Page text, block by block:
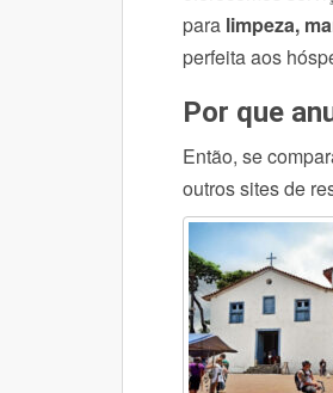
para limpeza,
perfeita aos
Por que
Então, se
outros sites de